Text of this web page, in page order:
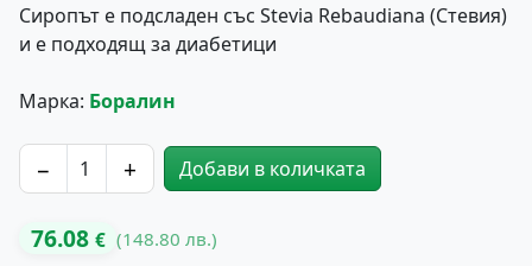
Сиропът е подсладен със Stevia Rebaudiana (Стевия)
и е подходящ за диабетици
Марка: Боралин
количество за Боралин-1 Промо Пакет
− + Добави в количката
76.08 € (148.80 лв.)